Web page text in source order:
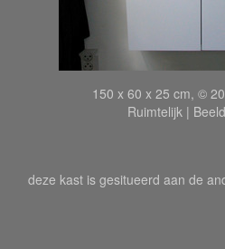
150 x 60 x 25 cm, ©
Ruimtelijk |
deze kast is gesitueerd aan de